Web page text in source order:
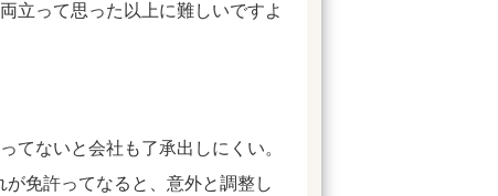
立って思った以上に難しいですよ
てないと会社も了承出しにくい。
免許ってなると、意外と調整し